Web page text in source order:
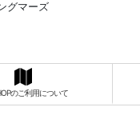
グマーズ
のご利用について